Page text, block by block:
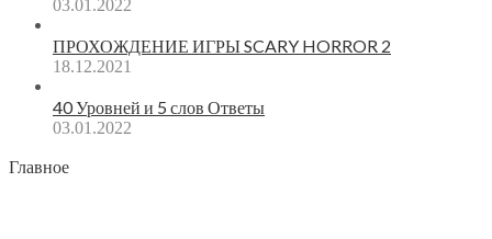
03.01.2022
ПРОХОЖДЕНИЕ ИГРЫ SCARY HORROR 2
18.12.2021
40 Уровней и 5 слов Ответы
03.01.2022
Главное